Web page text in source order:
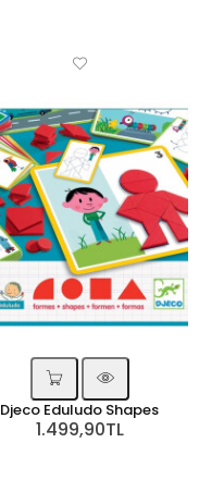
Djeco Eduludo Shapes
1.499,90TL